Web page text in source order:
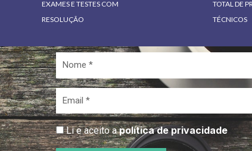
EXAMES E TESTES COM
RESOLUÇÃO
TOTAL DE
TÉCNICOS
Nome
*
Email
*
Li e aceito apolítica de privacidade